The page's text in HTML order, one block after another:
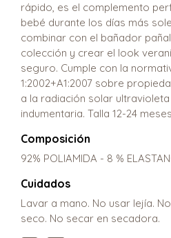
rápido, es el complemento
bebé durante los días más
combinar con el bañador
colección y crear el look
seguro. Cumple con la
1:2002+A1:2007 sobre
a la radiación solar
indumentaria. Talla 12-24
Composición
92% POLIAMIDA - 8 %
Cuidados
Lavar a mano. No usar lejía.
seco. No secar en secadora.